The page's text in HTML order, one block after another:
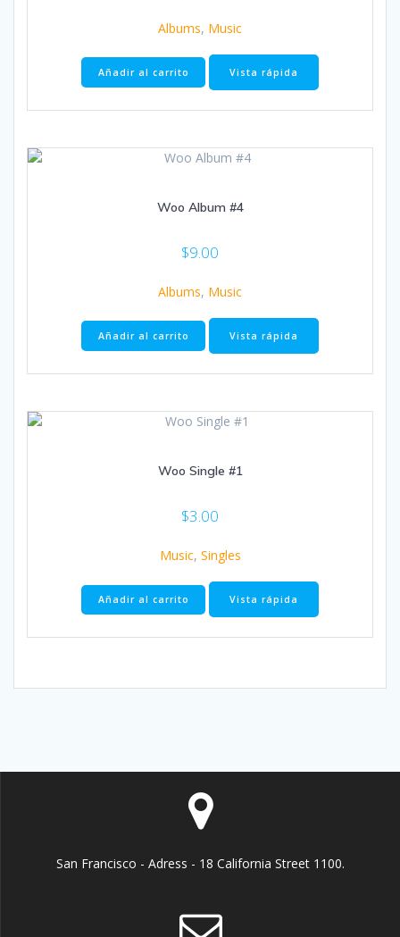
Albums, Music
Añadir al carrito Vista rápida
Woo Album #4
$9.00
Albums, Music
Añadir al carrito Vista rápida
Woo Single #1
$3.00
Music, Singles
Añadir al carrito Vista rápida
San Francisco - Adress - 18 California Street 1100.